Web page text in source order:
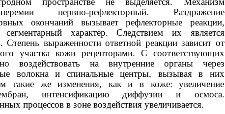
нервно-рефлекторный. Раздражение
окончаний вызывает рефлекторные реакции,
характер. Следствием их является
Степень выраженности ответной реакции зависит от
участка кожи рецепторами. С соответствующих
воздействовать на внутренние органы через
волокна и спинальные центры, вызывая в них
такие же изменения, как и в коже: увеличение
интенсификацию диффузии и осмоса.
процессов в зоне воздействия увеличивается.